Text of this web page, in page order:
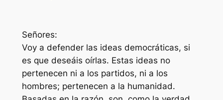
Señores:
Voy a defender las ideas democráticas, si
es que deseáis oírlas. Estas ideas no
pertenecen ni a los partidos, ni a los
hombres; pertenecen a la humanidad.